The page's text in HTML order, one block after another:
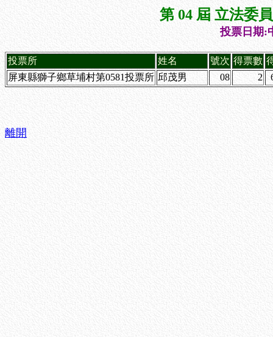
第 04 屆 立法委
投票日期:
投票所 姓名 號次 得票數
屏東縣獅子鄉草埔村第0581投票所 邱茂男 08 2
離開